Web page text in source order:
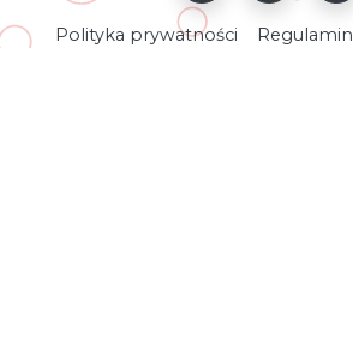
Polityka prywatności Regulamin